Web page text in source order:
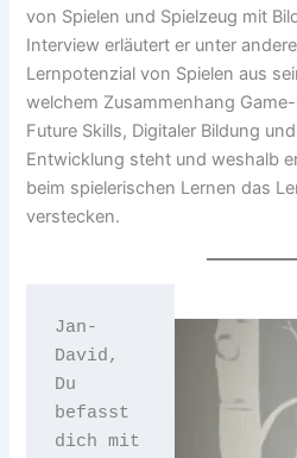
von Spielen und Spielzeug mit
Interview erläutert er unter
Lernpotenzial von Spielen aus
welchem Zusammenhang
Future Skills, Digitaler Bildung
Entwicklung steht und weshalb
beim spielerischen Lernen das
verstecken.
Jan-
David,
Du
befasst
dich mit